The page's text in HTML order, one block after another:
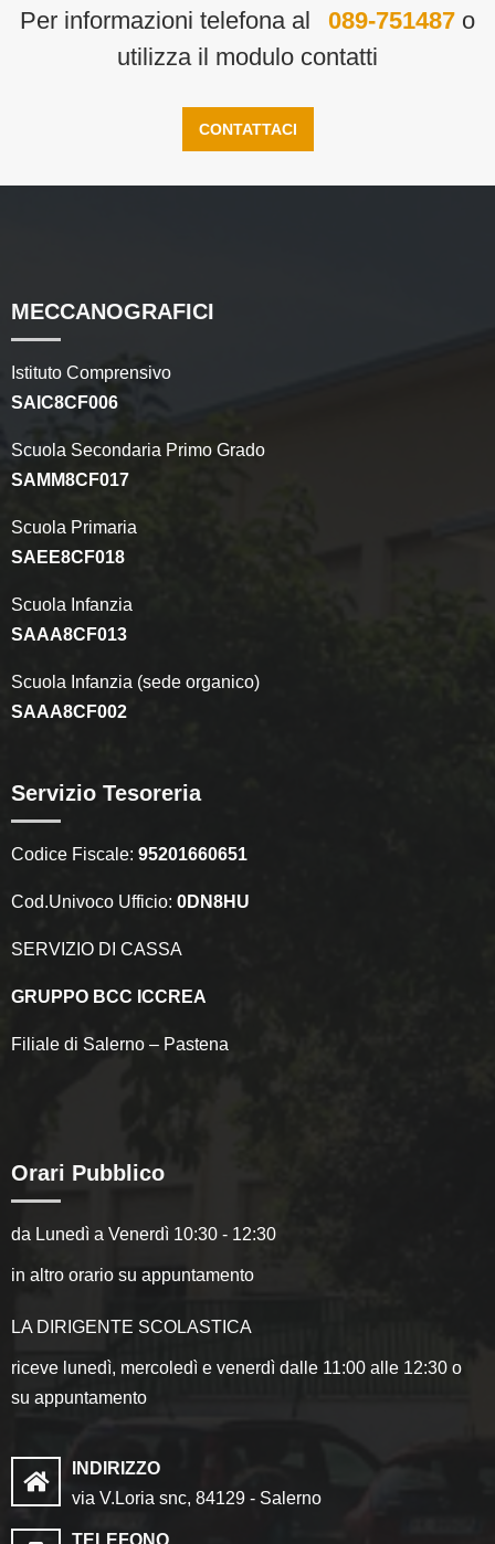
Per informazioni telefona al 089-751487 o
utilizza il modulo contatti
CONTATTACI
MECCANOGRAFICI
Istituto Comprensivo
SAIC8CF006
Scuola Secondaria Primo Grado
SAMM8CF017
Scuola Primaria
SAEE8CF018
Scuola Infanzia
SAAA8CF013
Scuola Infanzia (sede organico)
SAAA8CF002
Servizio Tesoreria
Codice Fiscale: 95201660651
Cod.Univoco Ufficio: 0DN8HU
SERVIZIO DI CASSA
GRUPPO BCC ICCREA
Filiale di Salerno – Pastena
Orari Pubblico
da Lunedì a Venerdì 10:30 - 12:30
in altro orario su appuntamento
LA DIRIGENTE SCOLASTICA
riceve lunedì, mercoledì e venerdì dalle 11:00 alle 12:30 o
su appuntamento
INDIRIZZO
via V.Loria snc, 84129 - Salerno
TELEFONO